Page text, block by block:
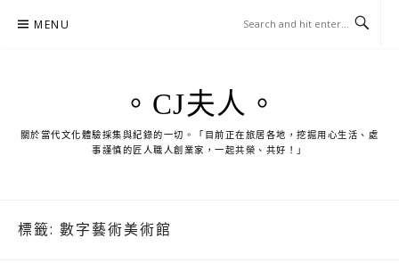
MENU
。CJ夫人。
關於當代文化體驗採集與紀錄的一切。「目前正在旅居各地，挖掘用心生活、處
事謹慎的匠人職人創業家，一起共榮、共好！」
標籤: 數字藝術美術館